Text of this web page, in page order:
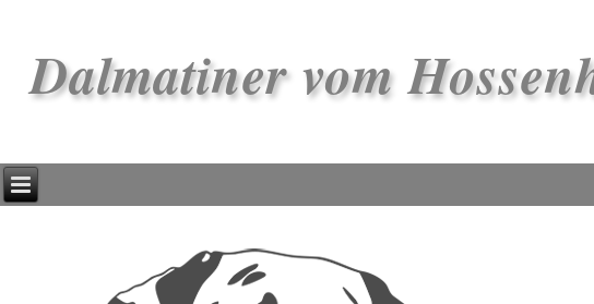
Dalmatiner vom